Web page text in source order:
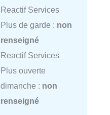
Reactif Services
Plus de garde : non
renseigné
Reactif Services
Plus ouverte
dimanche : non
renseigné